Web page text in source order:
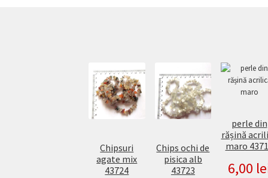
Chipsuri
agate mix
43724
Chips ochi de
pisica alb
43723
perle din
rășină
maro
6,00